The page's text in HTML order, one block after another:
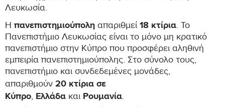
Λευκωσία.
Η πανεπιστημιούπολη απαριθμεί 18 κτίρια. Το
Πανεπιστήμιο Λευκωσίας είναι το μόνο μη κρατικό
πανεπιστήμιο στην Κύπρο που προσφέρει αληθινή
εμπειρία πανεπιστημιούπολης. Στο σύνολο τους,
πανεπιστήμιο και συνδεδεμένες μονάδες,
απαριθμούν 20 κτίρια σε
Κύπρο, Ελλάδα και Ρουμανία.